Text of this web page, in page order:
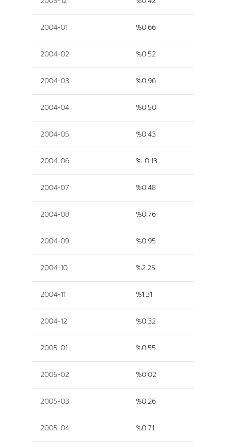
2004-01 %0.66
2004-02 %0.52
2004-03 %0.96
2004-04 %0.50
2004-05 %0.43
2004-06 %-0.13
2004-07 %0.48
2004-08 %0.76
2004-09 %0.95
2004-10 %2.25
2004-11 %1.31
2004-12 %0.32
2005-01 %0.55
2005-02 %0.02
2005-03 %0.26
2005-04 %0.71